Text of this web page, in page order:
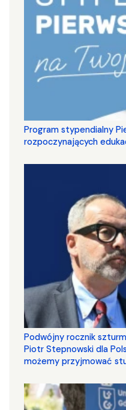
Program stypendialny
rozpoczynających
Podwójny rocznik
Piotr Stepnowski dla
możemy przyjmować